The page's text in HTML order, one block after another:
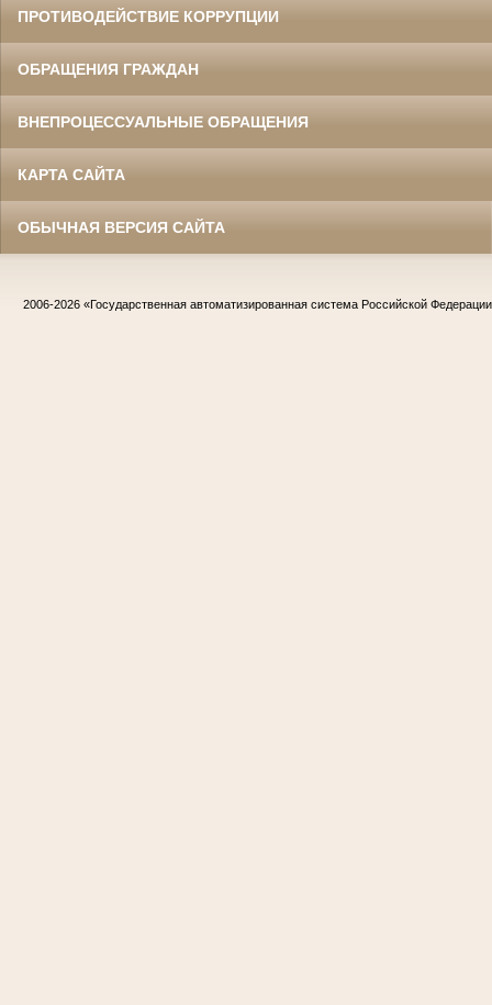
ПРОТИВОДЕЙСТВИЕ КОРРУПЦИИ
ОБРАЩЕНИЯ ГРАЖДАН
ВНЕПРОЦЕССУАЛЬНЫЕ ОБРАЩЕНИЯ
КАРТА САЙТА
ОБЫЧНАЯ ВЕРСИЯ САЙТА
2006-2026 «Государственная автоматизированная система Российской